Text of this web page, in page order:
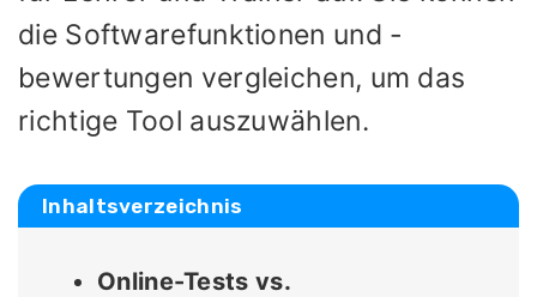
die Softwarefunktionen und -
bewertungen vergleichen, um das
richtige Tool auszuwählen.
Inhaltsverzeichnis
Online-Tests vs.